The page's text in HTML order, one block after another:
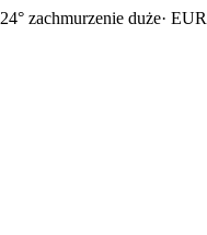
24° zachmurzenie duże·